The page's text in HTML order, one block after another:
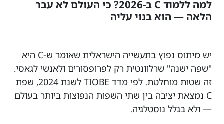
למה ללמוד C ב-2026? כי העולם לא עבר
הלאה — הוא בנוי עליה
יש מיתוס נפוץ בתעשייה הישראלית שאומר ש-C היא
"שפה ישנה" שרלוונטית רק לפרופסורים ולאנשי לגאסי.
זה שטות מוחלטת. לפי מדד TIOBE לשנת 2024, שפת
C נמצאת יציבה בין שתי השפות הנפוצות ביותר בעולם
— ולא בגלל נוסטלגיה.